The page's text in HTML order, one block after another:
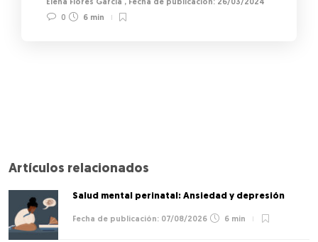
Elena Flores García ,
26/03/2024
0
6 min
Artículos relacionados
Salud mental perinatal: Ansiedad y depresión
07/08/2026 6 min